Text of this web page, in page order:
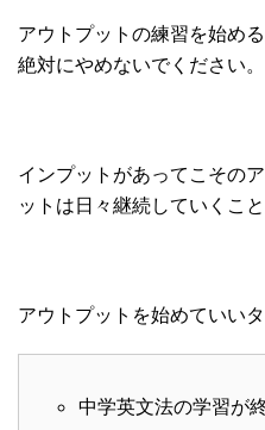
アウトプットの練習を始め
絶対にやめないでください。
インプットがあってこその
ットは日々継続していくこと
アウトプットを始めていい
中学英文法の学習が